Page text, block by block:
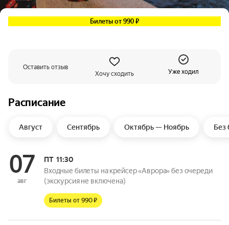
Билеты от 990 ₽
Оставить отзыв
Хочу сходить
Уже ходил
Расписание
Август Сентябрь Октябрь — Ноябрь Без
07
авг
ПТ11:30
Входные билеты на крейсер «Аврора» без очереди
(экскурсия не включена)
Билеты от 990 ₽